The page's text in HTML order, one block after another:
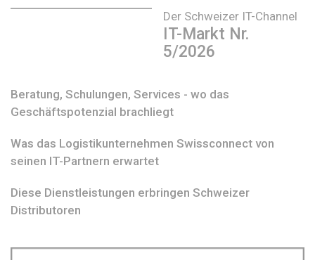
Der Schweizer IT-Channel
IT-Markt Nr.
5/2026
Beratung, Schulungen, Services - wo das
Geschäftspotenzial brachliegt
Was das Logistikunternehmen Swissconnect von
seinen IT-Partnern erwartet
Diese Dienstleistungen erbringen Schweizer
Distributoren